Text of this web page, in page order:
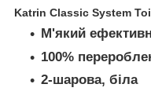
Katrin Classic System
М'який
100%
2-шарова, біла